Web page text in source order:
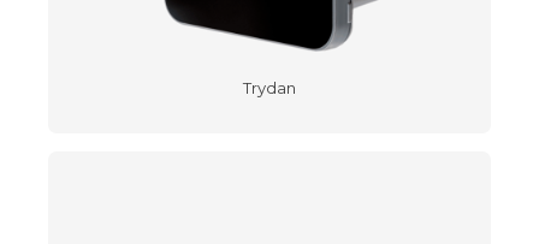
Trydan